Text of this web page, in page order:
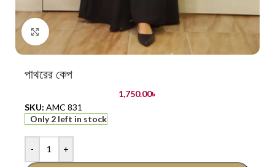
Click to enlarge
পাথরের কেপ
1,750.00৳
SKU: AMC 831
Only 2 left in stock
- +